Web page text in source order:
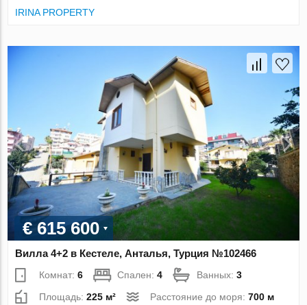
IRINA PROPERTY
€ 615 600
Вилла 4+2 в Кестеле, Анталья, Турция №102466
Комнат:6 Спален:4 Ванных:3
Площадь:225 м² Расстояние до моря:700 м